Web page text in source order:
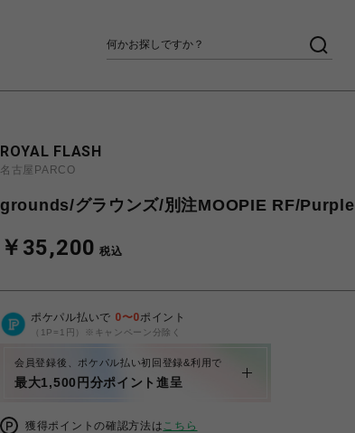
ROYAL FLASH
名古屋PARCO
grounds/グラウンズ/別注MOOPIE RF/Purple
￥35,200 税込
ポケパル払いで 0〜0ポイント
（1P=1円）※キャンペーン分除く
会員登録後、ポケパル払い初回登録&利用で
最大1,500円分ポイント進呈
獲得ポイントの確認方法はこちら